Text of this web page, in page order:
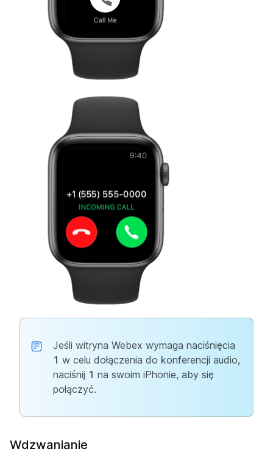
Jeśli witryna Webex wymaga naciśnięcia
1 w celu dołączenia do konferencji audio,
naciśnij 1 na swoim iPhonie, aby się
połączyć.
Wdzwanianie